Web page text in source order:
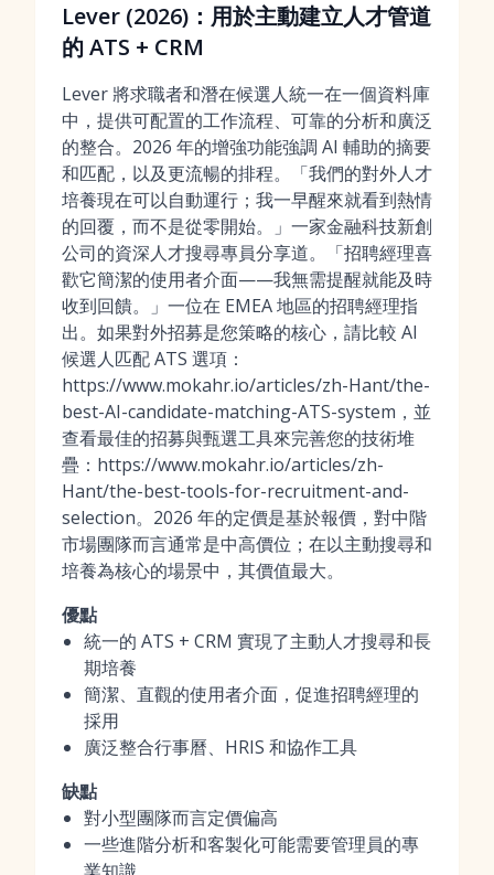
Lever (2026)：用於主動建立人才管道
的 ATS + CRM
Lever 將求職者和潛在候選人統一在一個資料庫
中，提供可配置的工作流程、可靠的分析和廣泛
的整合。2026 年的增強功能強調 AI 輔助的摘要
和匹配，以及更流暢的排程。「我們的對外人才
培養現在可以自動運行；我一早醒來就看到熱情
的回覆，而不是從零開始。」一家金融科技新創
公司的資深人才搜尋專員分享道。「招聘經理喜
歡它簡潔的使用者介面——我無需提醒就能及時
收到回饋。」一位在 EMEA 地區的招聘經理指
出。如果對外招募是您策略的核心，請比較 AI
候選人匹配 ATS 選項：
https://www.mokahr.io/articles/zh-Hant/the-
best-AI-candidate-matching-ATS-system，並
查看最佳的招募與甄選工具來完善您的技術堆
疊：https://www.mokahr.io/articles/zh-
Hant/the-best-tools-for-recruitment-and-
selection。2026 年的定價是基於報價，對中階
市場團隊而言通常是中高價位；在以主動搜尋和
培養為核心的場景中，其價值最大。
優點
統一的 ATS + CRM 實現了主動人才搜尋和長
期培養
簡潔、直觀的使用者介面，促進招聘經理的
採用
廣泛整合行事曆、HRIS 和協作工具
缺點
對小型團隊而言定價偏高
一些進階分析和客製化可能需要管理員的專